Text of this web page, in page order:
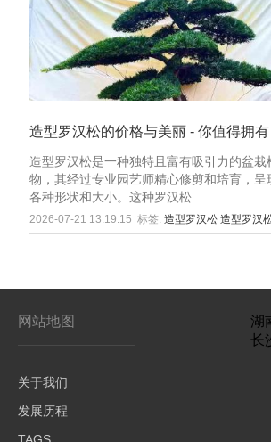
造型罗汉松的价格与美丽 - 你值得拥有
造型罗汉松是一种独特且富有吸引力的盆栽
物，其经过专业园艺师精心修剪和培育，呈
各种形状和大小。这种罗汉松 …
2026-07-21 13:19:15 标签:造型罗汉松 造型罗汉松价
网站地图
关于我们
发展历程
湖
长